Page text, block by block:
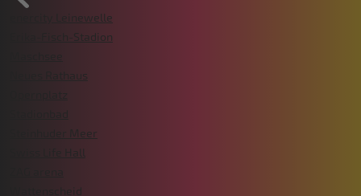
enercity Leinewelle
Erika-Fisch-Stadion
Neues Rathaus
Steinhuder Meer
Swiss Life Hall
Wattenscheid